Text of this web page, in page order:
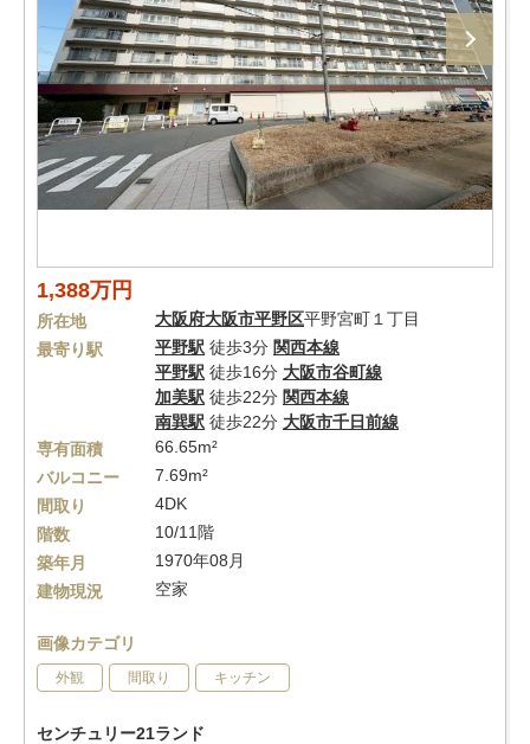
1,388万円
所在地 大阪府大阪市平野区平野宮町１丁目
最寄り駅
平野駅 徒歩3分 関西本線
平野駅 徒歩16分 大阪市谷町線
加美駅 徒歩22分 関西本線
南巽駅 徒歩22分 大阪市千日前線
専有面積
66.65m²
バルコニー
7.69m²
間取り
4DK
階数
10/11階
築年月
1970年08月
建物現況
空家
画像カテゴリ
外観 間取り キッチン
センチュリー21ランド